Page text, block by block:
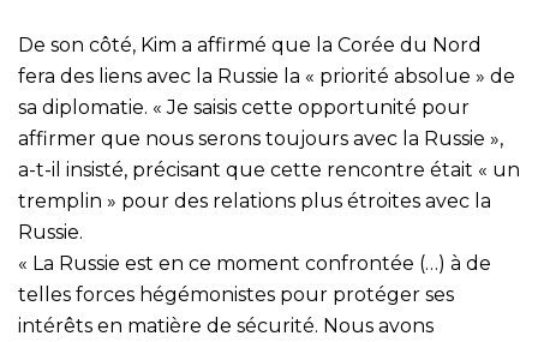
De son côté, Kim a affirmé que la Corée du Nord
fera des liens avec la Russie la « priorité absolue » de
sa diplomatie. « Je saisis cette opportunité pour
affirmer que nous serons toujours avec la Russie »,
a-t-il insisté, précisant que cette rencontre était « un
tremplin » pour des relations plus étroites avec la
Russie.
« La Russie est en ce moment confrontée (…) à de
telles forces hégémonistes pour protéger ses
intérêts en matière de sécurité. Nous avons